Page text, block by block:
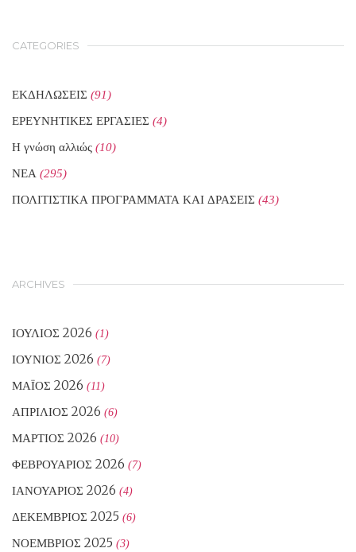
CATEGORIES
ΕΚΔΗΛΩΣΕΙΣ (91)
ΕΡΕΥΝΗΤΙΚΕΣ ΕΡΓΑΣΙΕΣ (4)
Η γνώση αλλιώς (10)
ΝΕΑ (295)
ΠΟΛΙΤΙΣΤΙΚΑ ΠΡΟΓΡΑΜΜΑΤΑ ΚΑΙ ΔΡΑΣΕΙΣ (43)
ARCHIVES
ΙΟΎΛΙΟΣ 2026 (1)
ΙΟΎΝΙΟΣ 2026 (7)
ΜΆΙΟΣ 2026 (11)
ΑΠΡΊΛΙΟΣ 2026 (6)
ΜΆΡΤΙΟΣ 2026 (10)
ΦΕΒΡΟΥΆΡΙΟΣ 2026 (7)
ΙΑΝΟΥΆΡΙΟΣ 2026 (4)
ΔΕΚΈΜΒΡΙΟΣ 2025 (6)
ΝΟΈΜΒΡΙΟΣ 2025 (3)